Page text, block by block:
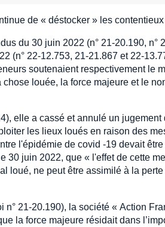
de « déstocker » les
du 30 juin 2022 (n° 21-20.190, n°
(n° 22-12.753, 21-21.867 et 22-
soutenaient respectivement le
louée, la force majeure et le
elle a cassé et annulé un
les lieux loués en raison des
l'épidémie de covid -19 devait
30 juin 2022, que « l'effet de cette
loué, ne peut être assimilé à la
n° 21-20.190), la société « Action
la force majeure résidait dans